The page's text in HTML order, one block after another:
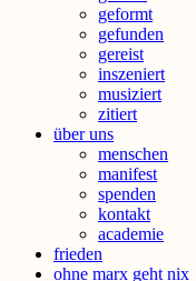
geformt
gefunden
gereist
inszeniert
musiziert
zitiert
über uns
menschen
manifest
spenden
kontakt
academie
frieden
ohne marx geht nix